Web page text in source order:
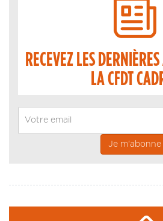
RECEVEZ LES
LA CFDT